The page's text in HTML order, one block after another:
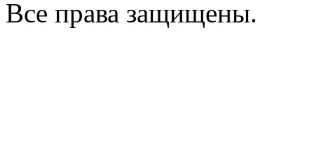
Все права защищены.